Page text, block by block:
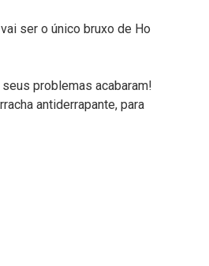
ser o único bruxo de Ho
problemas acabaram!
antiderrapante, para